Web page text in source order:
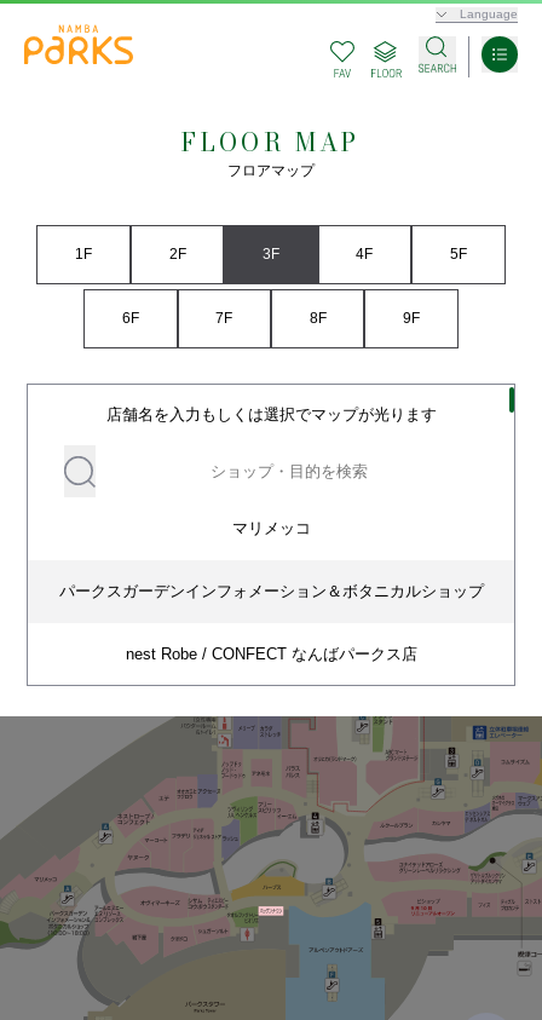
Language
FLOOR MAP
フロアマップ
1F 2F 3F 4F 5F
6F 7F 8F 9F
店舗名を入力もしくは選択でマップが光ります
マリメッコ
パークスガーデンインフォメーション＆ボタニカルショップ
nest Robe / CONFECT なんばパークス店
エテ
オオカミとフクロウ
アクセーヌ
YANUK